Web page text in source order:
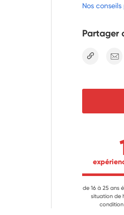
Nos
Partager
de 16 à 25 ans
situation de